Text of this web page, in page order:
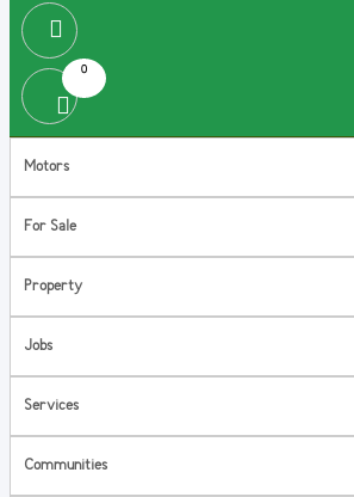
0
Motors
For Sale
Property
Jobs
Services
Communities